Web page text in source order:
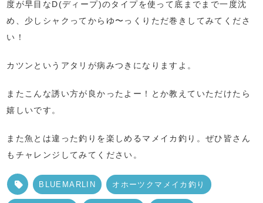
度が早目なD(ディープ)のタイプを使って底までまで一度沈
め、少しシャクってからゆ〜っくりただ巻きしてみてくださ
い！
カツンというアタリが病みつきになりますよ。
またこんな誘い方が良かったよー！とか教えていただけたら
嬉しいです。
また魚とは違った釣りを楽しめるマメイカ釣り。ぜひ皆さん
もチャレンジしてみてください。
BLUEMARLIN オホーツクマメイカ釣り